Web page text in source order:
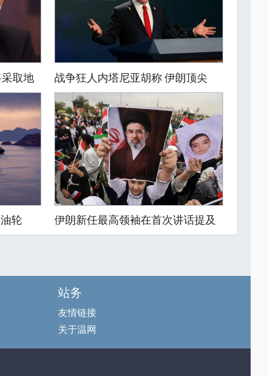
取地 战争狂人内塔尼亚胡称 伊朗顶尖
轮 伊朗新任最高领袖在首次讲话提及
站务
友情链接
关于温网